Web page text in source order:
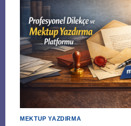
MEKTUP YAZDIRMA